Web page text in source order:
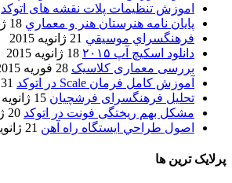
اموزش تنظیمات پلات نقشه های اتوکد
پایان نامه هنرستان هنر و معماري 18 ژانویه 2015
فرهنگسراي موسيقي 21 ژانویه 2015
دانلود اسکیچ آپ ۲۰۱۵
18 ژانویه 2015
بررسی معماری کلاسیک 28 فوریه 2015
آموزش کامل فرمان Scale در اتوکد
31 ژانویه 2016
تحلیل فرهنگسرای فرشچیان 15 ژانویه 2015
مشکل بهم ریختگی فونت در اتوکد 20 ژانویه 2016
اصول طراحي ایستگاه راه آهن 21 ژانویه 2015
پرلایک ترین ها